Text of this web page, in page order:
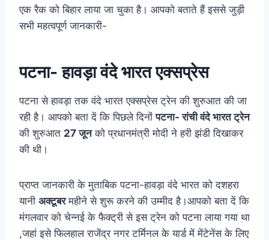
एक रैक को बिहार लाया जा चुका है। आपको बताते हैं इससे जुड़ी
सभी महत्वपूर्ण जानकारी-
पटना- हावड़ा वंदे भारत एक्सप्रेस
पटना से हावड़ा तक वंदे भारत एक्सप्रेस ट्रेन की शुरुआत की जा
रही है। आपको बता दें कि पिछले दिनोंपटना- रांची वंदे भारत ट्रेन
की शुरुआत 27 जूनको प्रधानमंत्री मोदी ने हरी झंडी दिखाकर
की थी।
प्राप्त जानकारी के मुताबिक पटना-हावड़ा वंदे भारत को दशहरा
यानी अक्टूबरमहीने से शुरू करने की उम्मीद है।आपको बता दें कि
मंगलवार को चेन्नई के फैक्ट्री से इस ट्रेन को पटना लाया गया था
,जहां इसे फिलहाल राजेंद्र नगर टर्मिनल के यार्ड में मेंटेनेंस के लिए